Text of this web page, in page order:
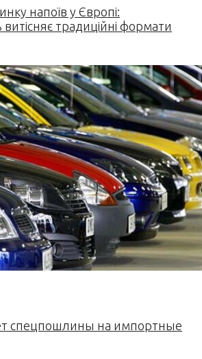
напоїв у Європі:
витісняє традиційні формати
спецпошлины на импортные